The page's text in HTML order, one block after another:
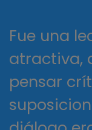
Fue una
atractiva,
pensar